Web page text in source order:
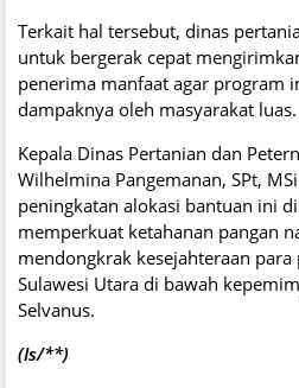
Terkait hal tersebut, dinas
untuk bergerak cepat
penerima manfaat agar program
dampaknya oleh masyarakat luas.
Kepala Dinas Pertanian dan
Wilhelmina Pangemanan, SPt,
peningkatan alokasi bantuan ini
memperkuat ketahanan pangan
mendongkrak kesejahteraan
Sulawesi Utara di bawah
Selvanus.
(Is/**)